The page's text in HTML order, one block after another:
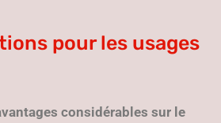
pour les usages
considérables sur le